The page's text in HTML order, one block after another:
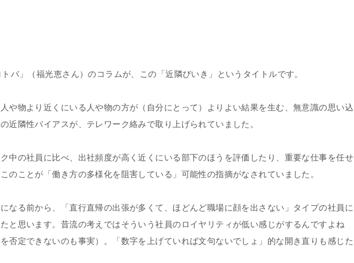
バ」（福光恵さん）のコラムが、この「近隣びいき」というタイトルです。
や物より近くにいる人や物の方が（自分にとって）よりよい結果を生む、無意識の思い込
近隣性バイアスが、テレワーク絡みで取り上げられていました。
中の社員に比べ、出社頻度が高く近くにいる部下のほうを評価したり、重要な仕事を任せ
のことが「働き方の多様化を阻害している」可能性の指摘がなされていました。
なる前から、「直行直帰の出張が多くて、ほどんど職場に顔を出さない」タイプの社員に
と思います。昔流の考えではそういう社員のロイヤリティが低い感じがするんですよね
否定できないのも事実）。「数字を上げていれば文句ないでしょ」的な開き直りも感じた